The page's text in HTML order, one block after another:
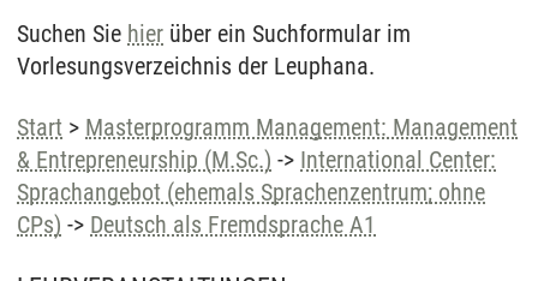
Suchen Sie hier über ein Suchformular im
Vorlesungsverzeichnis der Leuphana.
Start > Masterprogramm Management: Management
& Entrepreneurship (M.Sc.) -> International Center:
Sprachangebot (ehemals Sprachenzentrum; ohne
CPs) -> Deutsch als Fremdsprache A1